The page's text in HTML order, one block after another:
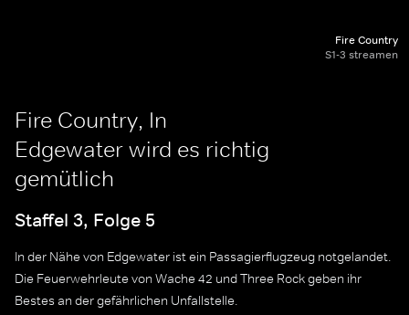
Fire Country
S1-3 streamen
Fire Country, In
Edgewater wird es richtig
gemütlich
Staffel 3, Folge 5
In der Nähe von Edgewater ist ein Passagierflugzeug notgelandet.
Die Feuerwehrleute von Wache 42 und Three Rock geben ihr
Bestes an der gefährlichen Unfallstelle.